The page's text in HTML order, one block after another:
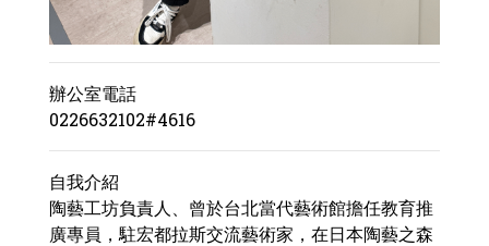
辦公室電話
0226632102#4616
自我介紹
陶藝工坊負責人、曾於台北當代藝術館擔任教育推
廣專員，駐宏都拉斯交流藝術家，在日本陶藝之森